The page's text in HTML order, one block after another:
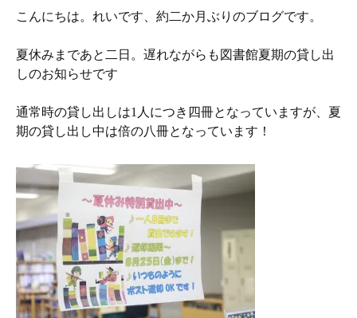
こんにちは。れいです、約二か月ぶりのブログです。
夏休みまであと二日。遅れながらも図書館夏期の貸し出
しのお知らせです
通常時の貸し出しは1人につき四冊となっていますが、夏
期の貸し出し中は倍の八冊となっています！